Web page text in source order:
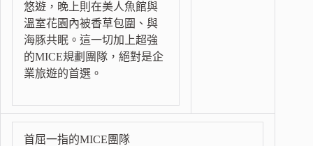
悠遊，晚上則在美人魚館與
溫室花園內被香草包圍、與
海豚共眠。這一切加上超強
的MICE規劃團隊，絕對是企
業旅遊的首選。
首屈一指的MICE團隊